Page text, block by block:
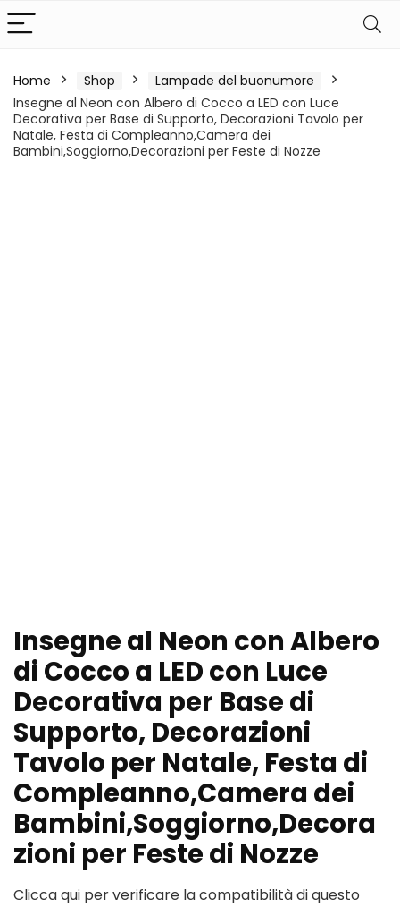
Home Shop
Lampade del buonumore
Insegne al Neon con Albero di Cocco a LED con Luce
Decorativa per Base di Supporto, Decorazioni Tavolo per
Natale, Festa di Compleanno,Camera dei
Bambini,Soggiorno,Decorazioni per Feste di Nozze
Insegne al Neon con Albero
di Cocco a LED con Luce
Decorativa per Base di
Supporto, Decorazioni
Tavolo per Natale, Festa di
Compleanno,Camera dei
Bambini,Soggiorno,Decora
zioni per Feste di Nozze
Clicca qui per verificare la compatibilità di questo